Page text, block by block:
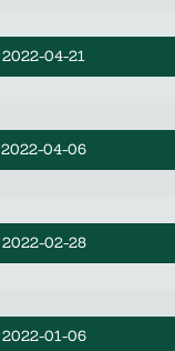
2022-04-21
2022-04-06
2022-02-28
2022-01-06